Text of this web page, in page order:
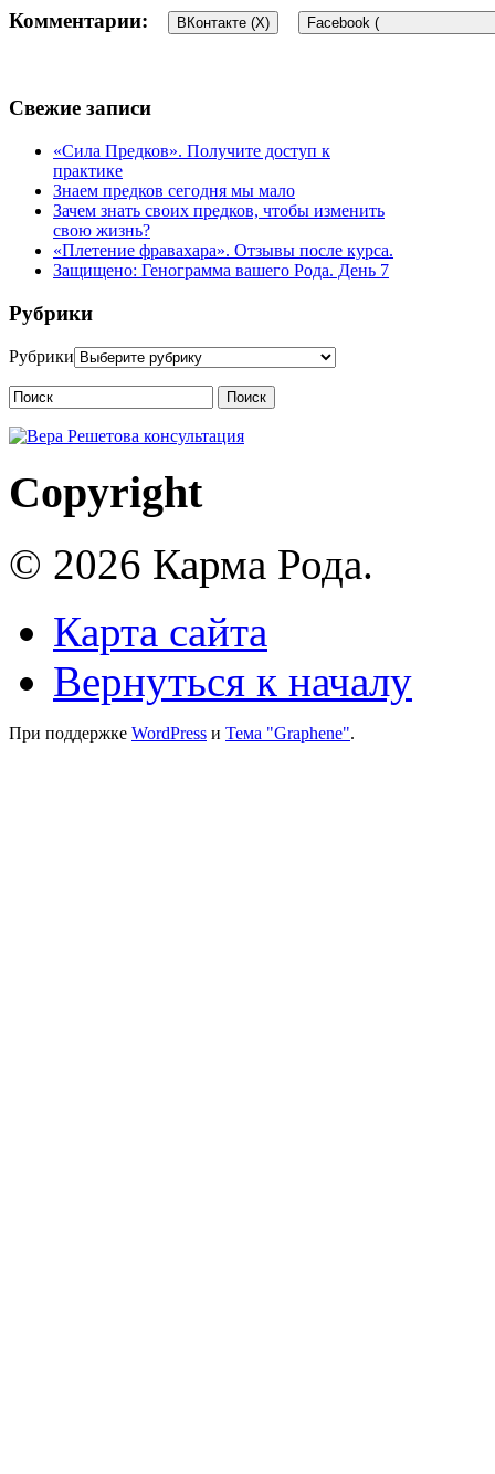
Комментарии: ВКонтакте (X) Facebook (
Добавить комментарий
Для отправки комментария вам необходимо
Этот сайт использует Akismet для борьбы со спамом.
Свежие записи
«Сила Предков». Получите доступ к
практике
Знаем предков сегодня мы мало
Зачем знать своих предков, чтобы изменить
свою жизнь?
«Плетение фравахара». Отзывы после курса.
Защищено: Генограмма вашего Рода. День 7
Рубрики
Рубрики
Поиск
Copyright
© 2026 Карма Рода.
Карта сайта
Вернуться к началу
При поддержке WordPress и Тема "Graphene".